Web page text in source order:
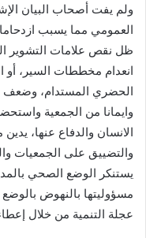
ولم يفت أصحاب البيان
العمومي مما يسبب
ظل نقص علامات التشوير
انعدام مخططات السير،
الحضري المستدام، وضعف
وايمانا من الجمعية
الانسان والدفاع عنها،
والتضييق على الجمعيات
يستنكر الوضع الصحي
مسؤوليتها بالنهوض بالوضع
عجلة التنمية من خلال